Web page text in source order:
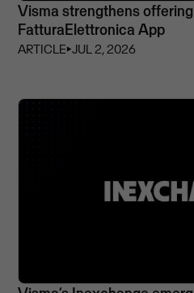
Visma strengthens
FatturaElettronica App
ARTICLE⏵JUL 2, 2026